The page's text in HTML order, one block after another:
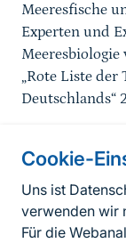
Cookie-
Uns ist
verwenden wir
Für die
Meeresfische
Experten und
„Rote Liste der
Deutschlands“